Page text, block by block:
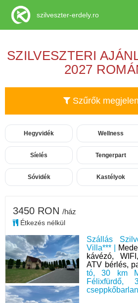
SZILVESZTERI
2027
Szűrők
Hegyvidék Wellness
Síelés Tengerpart
Sóvidék Kastélyok
Szállás
Villa*** |
kávézó,
ATV bérlés,
tó, 30 km
Félixfürdő,
3450 RON /ház
Étkezés nélkül
szilveszter-erdely.ro